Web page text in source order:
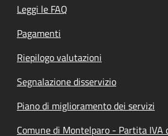
Leggi le FAQ
Pagamenti
Riepilogo valutazioni
Segnalazione disservizio
Piano di miglioramento dei servizi
Comune di Montelparo - Partita